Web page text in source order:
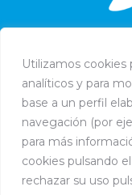
Utilizamos cookies
analíticos y para
base a un perfil
navegación (por
para más
cookies pulsando
rechazar su uso